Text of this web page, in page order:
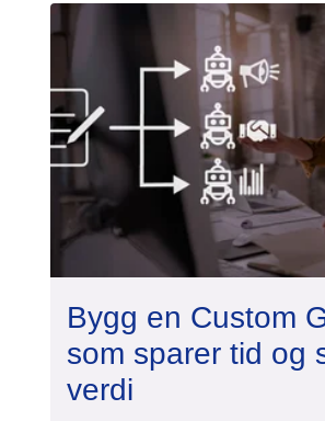
Bygg en Custom
som sparer tid og
verdi